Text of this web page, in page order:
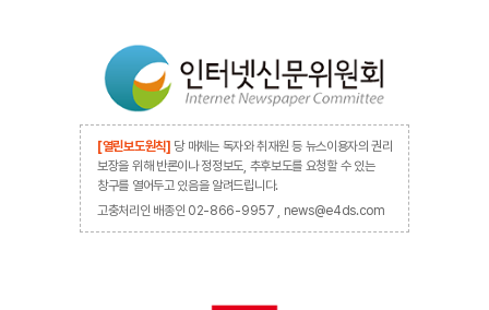
[열린보도원칙] 당 매체는 독자와 취재원 등 뉴스이용자의 권리
보장을 위해 반론이나 정정보도, 추후보도를 요청할 수 있는
창구를 열어두고 있음을 알려드립니다.
고충처리인 배종인 02-866-9957 , news@e4ds.com